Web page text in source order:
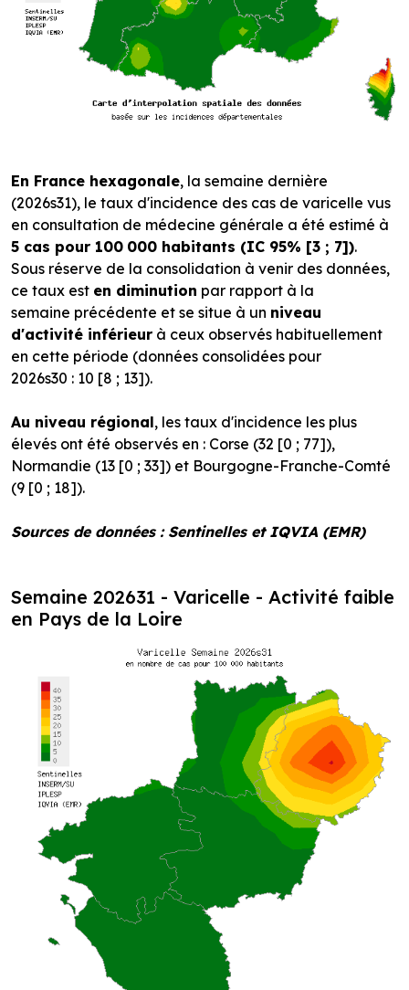
En France hexagonale, la semaine dernière
(2026s31), le taux d'incidence des cas de varicelle vus
en consultation de médecine générale a été estimé à
5 cas pour 100 000 habitants (IC 95% [3 ; 7]).
Sous réserve de la consolidation à venir des données,
ce taux est en diminution par rapport à la
semaine précédente et se situe à un niveau
d'activité inférieur à ceux observés habituellement
en cette période (données consolidées pour
2026s30 : 10 [8 ; 13]).
Au niveau régional, les taux d'incidence les plus
élevés ont été observés en : Corse (32 [0 ; 77]),
Normandie (13 [0 ; 33]) et Bourgogne-Franche-Comté
(9 [0 ; 18]).
Sources de données : Sentinelles et IQVIA (EMR)
Semaine 202631 - Varicelle - Activité faible
en Pays de la Loire